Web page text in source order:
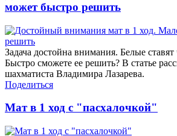
может быстро решить
Задача достойна внимания. Белые
Быстро сможете ее решить? В статье
шахматиста Владимира Лазарева.
Поделиться
Мат в 1 ход с "пасхалочкой"